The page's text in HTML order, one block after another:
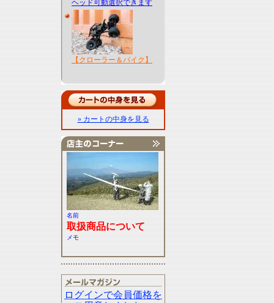
ヘッド可動選択できます
【クローラー＆バイク】
» カートの中身を見る
名前
取扱商品について
メモ
ログインで会員価格を